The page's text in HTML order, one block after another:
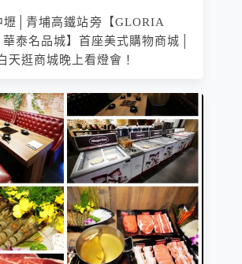
壢│青埔高鐵站旁【GLORIA
泰名品城】首座美式購物商城│
天逛商城晚上看燈會！